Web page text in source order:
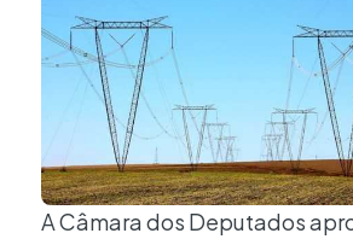
A Câmara dos Deputados